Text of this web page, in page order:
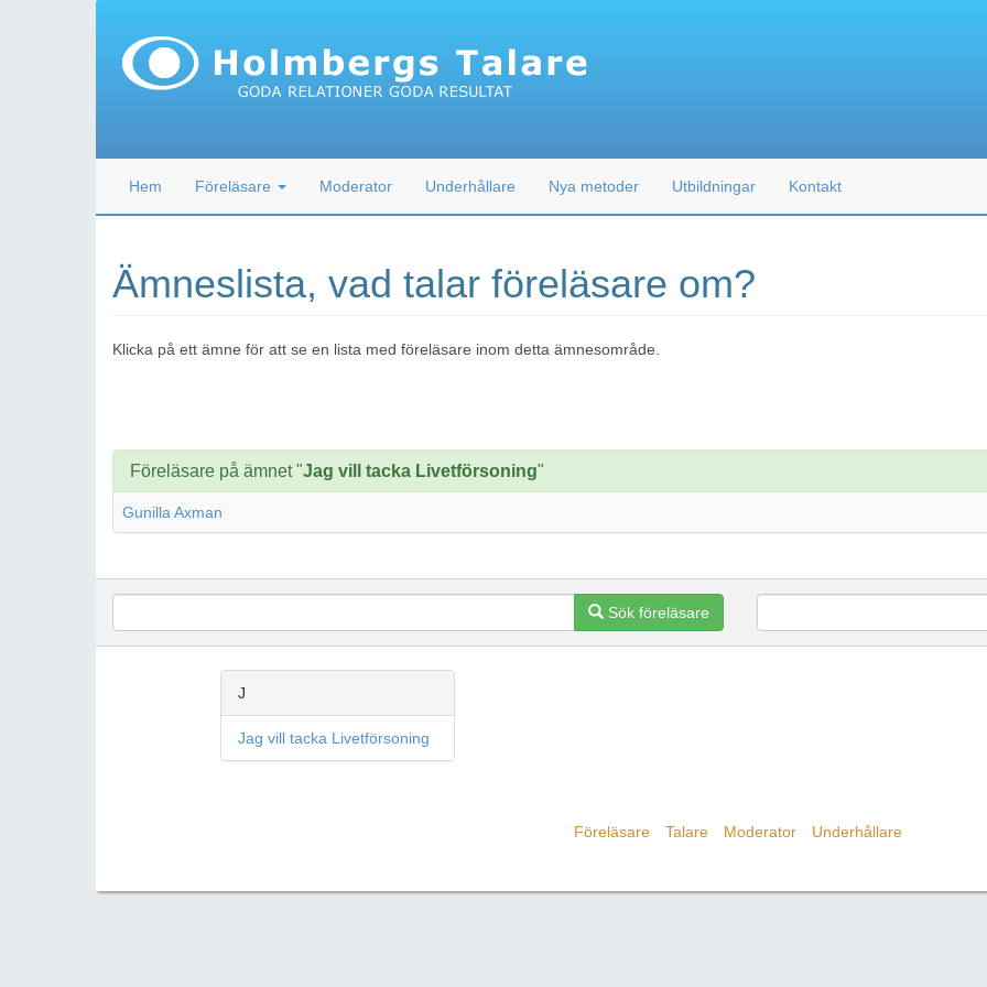
Hem Föreläsare Moderator Underhållare Nya metoder Utbildningar Kontakt
Ämneslista, vad talar föreläsare om?
Klicka på ett ämne för att se en lista med föreläsare inom detta ämnesområde.
Föreläsare på ämnet "Jag vill tacka Livetförsoning"
Gunilla Axman
Sök föreläsare
J
Jag vill tacka Livetförsoning
Föreläsare Talare Moderator Underhållare